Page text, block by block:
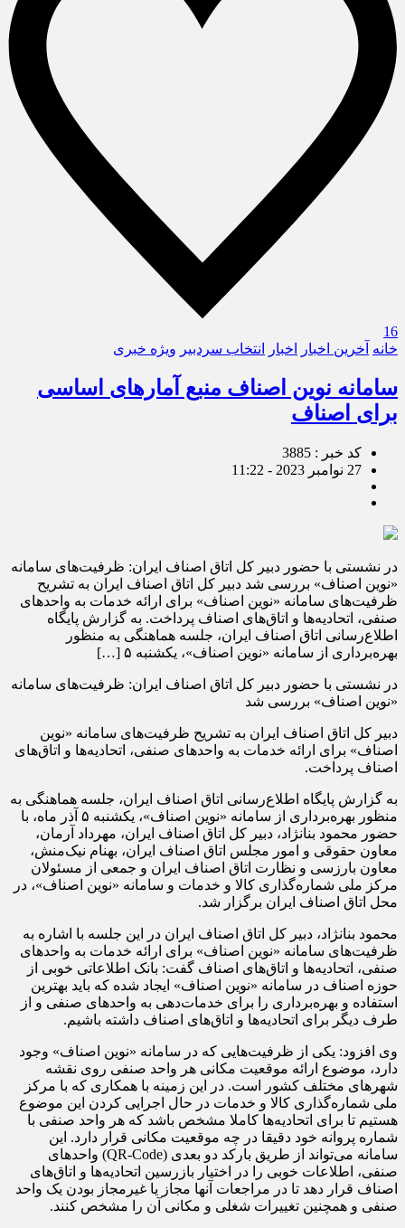
16
خانه آخرین اخبار اخبار انتخاب سردبیر ویژه خبری
سامانه نوین اصناف منبع آمارهای اساسی
برای اصناف
کد خبر : 3885
27 نوامبر 2023 - 11:22
در نشستی با حضور دبیر کل اتاق اصناف ایران: ظرفیت‌های سامانه
«نوین اصناف» بررسی شد دبیر کل اتاق اصناف ایران به تشریح
ظرفیت‌های سامانه «نوین اصناف» برای ارائه خدمات به واحدهای
صنفی، اتحادیه‌ها و اتاق‌های اصناف پرداخت. به گزارش پایگاه
اطلاع‌رسانی اتاق اصناف ایران، جلسه هماهنگی به منظور
بهره‌برداری از سامانه «نوین اصناف»، یکشنبه ۵ […]
در نشستی با حضور دبیر کل اتاق اصناف ایران: ظرفیت‌های سامانه
«نوین اصناف» بررسی شد
دبیر کل اتاق اصناف ایران به تشریح ظرفیت‌های سامانه «نوین
اصناف» برای ارائه خدمات به واحدهای صنفی، اتحادیه‌ها و اتاق‌های
اصناف پرداخت.
به گزارش پایگاه اطلاع‌رسانی اتاق اصناف ایران، جلسه هماهنگی به
منظور بهره‌برداری از سامانه «نوین اصناف»، یکشنبه ۵ آذر ماه، با
حضور محمود بنانژاد، دبیر کل اتاق اصناف ایران، مهرداد آرمان،
معاون حقوقی و امور مجلس اتاق اصناف ایران، بهنام نیک‌منش،
معاون بارزسی و نظارت اتاق اصناف ایران و جمعی از مسئولان
مرکز ملی شماره‌گذاری کالا و خدمات و سامانه «نوین اصناف»، در
محل اتاق اصناف ایران برگزار شد.
محمود بنانژاد، دبیر کل اتاق اصناف ایران در این جلسه با اشاره به
ظرفیت‌های سامانه «نوین اصناف» برای ارائه خدمات به واحدهای
صنفی، اتحادیه‌ها و اتاق‌های اصناف گفت: بانک اطلاعاتی خوبی از
حوزه اصناف در سامانه «نوین اصناف» ایجاد شده که باید بهترین
استفاده و بهره‌برداری را برای خدمات‌دهی به واحدهای صنفی و از
طرف دیگر برای اتحادیه‌ها و اتاق‌های اصناف داشته باشیم.
وی افزود: یکی از ظرفیت‌هایی که در سامانه «نوین اصناف» وجود
دارد، موضوع ارائه موقعیت مکانی هر واحد صنفی روی نقشه
شهرهای مختلف کشور است. در این زمینه با همکاری که با مرکز
ملی شماره‌گذاری کالا و خدمات در حال اجرایی کردن این موضوع
هستیم تا برای اتحادیه‌ها کاملا مشخص باشد که هر واحد صنفی با
شماره پروانه خود دقیقا در چه موقعیت مکانی قرار دارد. این
سامانه می‌تواند از طریق بارکد دو بعدی (QR-Code) واحدهای
صنفی، اطلاعات خوبی را در اختیار بازرسین اتحادیه‌ها و اتاق‌های
اصناف قرار دهد تا در مراجعات آنها مجاز یا غیرمجاز بودن یک واحد
صنفی و همچنین تغییرات شغلی و مکانی آن را مشخص کنند.